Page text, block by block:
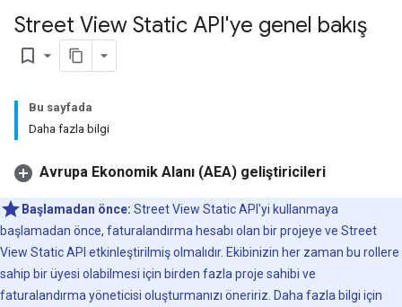
Street View Static API'ye genel bakış
bookmark_border
Bu sayfada
Daha fazla bilgi
Avrupa Ekonomik Alanı (AEA) geliştiricileri
Başlamadan önce: Street View Static API'yi kullanmaya
başlamadan önce, faturalandırma hesabı olan bir projeye ve Street
View Static API etkinleştirilmiş olmalıdır. Ekibinizin her zaman bu rollere
sahip bir üyesi olabilmesi için birden fazla proje sahibi ve
faturalandırma yöneticisi oluşturmanızı öneririz. Daha fazla bilgi için